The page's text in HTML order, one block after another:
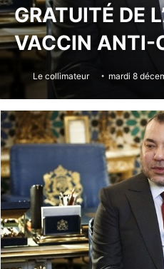
GRATUITÉ DE
VACCIN ANTI-
Le collimateur mardi 8